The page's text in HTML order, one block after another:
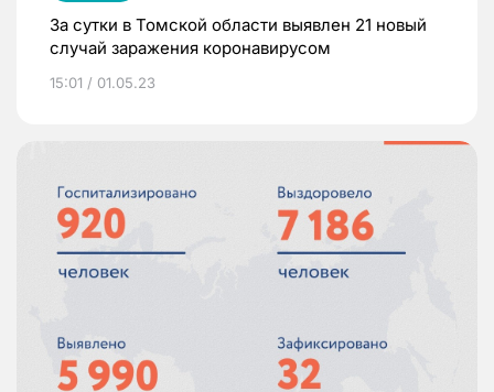
За сутки в Томской области выявлен 21 новый
случай заражения коронавирусом
15:01 / 01.05.23